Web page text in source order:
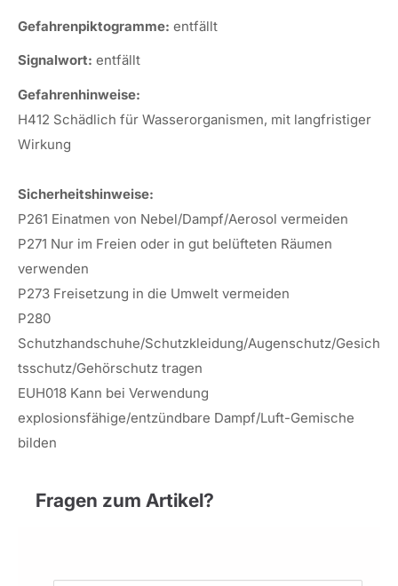
Gefahrenpiktogramme: entfällt
Signalwort: entfällt
Gefahrenhinweise:
H412 Schädlich für Wasserorganismen, mit langfristiger
Wirkung
Sicherheitshinweise:
P261 Einatmen von Nebel/Dampf/Aerosol vermeiden
P271 Nur im Freien oder in gut belüfteten Räumen
verwenden
P273 Freisetzung in die Umwelt vermeiden
P280
Schutzhandschuhe/Schutzkleidung/Augenschutz/Gesich
tsschutz/Gehörschutz tragen
EUH018 Kann bei Verwendung
explosionsfähige/entzündbare Dampf/Luft-Gemische
bilden
Fragen zum Artikel?